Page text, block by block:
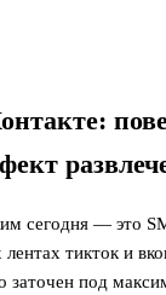
сегодня — это
тикток и
заточен под